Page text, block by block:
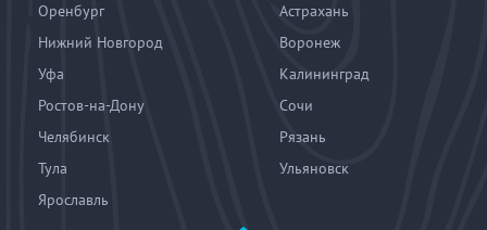
Оренбург
Астрахань
Нижний Новгород
Воронеж
Уфа
Калининград
Ростов-на-Дону
Сочи
Челябинск
Рязань
Тула
Ульяновск
Ярославль